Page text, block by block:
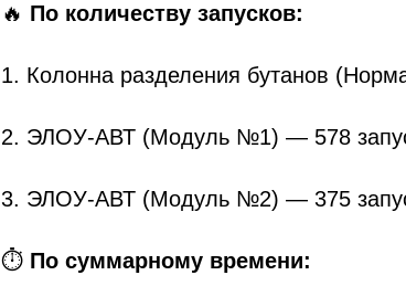
🔥 По количеству запусков:
1. Колонна разделения бутанов
2. ЭЛОУ-АВТ (Модуль №1) — 578
3. ЭЛОУ-АВТ (Модуль №2) — 375
⏱️ По суммарному времени: